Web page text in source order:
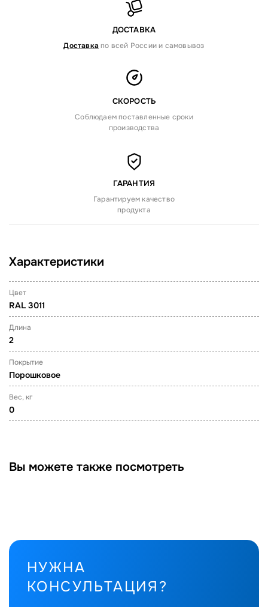
ДОСТАВКА
Доставка по всей России и самовывоз
СКОРОСТЬ
Соблюдаем поставленные сроки
производства
ГАРАНТИЯ
Гарантируем качество
продукта
Характеристики
Цвет
RAL 3011
Длина
2
Покрытие
Порошковое
Вес, кг
0
Вы можете также посмотреть
НУЖНА
КОНСУЛЬТАЦИЯ?